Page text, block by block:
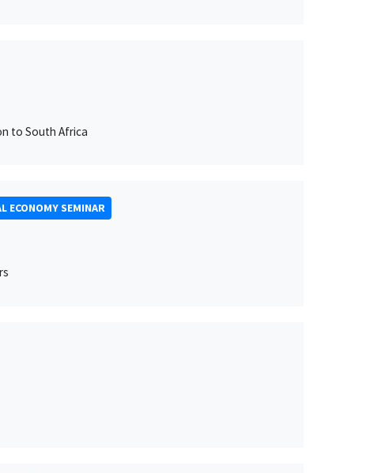
to South Africa
ECONOMY SEMINAR